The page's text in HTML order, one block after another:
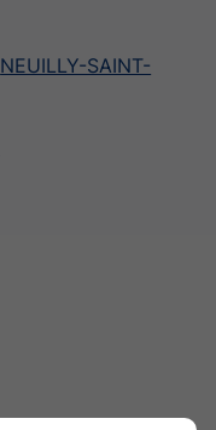
NEUILLY-SAINT-